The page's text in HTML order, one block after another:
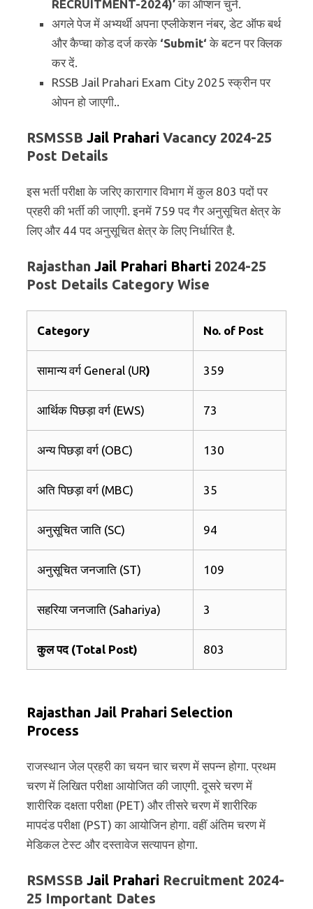
RECRUITMENT-2024)’का ऑप्शन चुनें.
अगले पेज में अभ्यर्थी अपना एप्लीकेशन नंबर, डेट ऑफ बर्थ
और कैप्चा कोड दर्ज करके ‘Submit‘ के बटन पर क्लिक
कर दें.
RSSB Jail Prahari Exam City 2025 स्क्रीन पर
ओपन हो जाएगी..
RSMSSB Jail Prahari Vacancy 2024-25
Post Details
इस भर्ती परीक्षा के जरिए कारागार विभाग में कुल 803 पदों पर
प्रहरी की भर्ती की जाएगी. इनमें 759 पद गैर अनुसूचित क्षेत्र के
लिए और 44 पद अनुसूचित क्षेत्र के लिए निर्धारित है.
Rajasthan Jail Prahari Bharti 2024-25
Post Details Category Wise
Category No. of Post
सामान्य वर्ग General (UR) 359
आर्थिक पिछड़ा वर्ग (EWS) 73
अन्य पिछड़ा वर्ग (OBC) 130
अति पिछड़ा वर्ग (MBC) 35
अनुसूचित जाति (SC) 94
अनुसूचित जनजाति (ST) 109
सहरिया जनजाति (Sahariya) 3
कुल पद (Total Post) 803
Rajasthan Jail Prahari Selection
Process
राजस्थान जेल प्रहरी का चयन चार चरण में सपन्न होगा. प्रथम
चरण में लिखित परीक्षा आयोजित की जाएगी. दूसरे चरण में
शारीरिक दक्षता परीक्षा (PET) और तीसरे चरण में शारीरिक
मापदंड परीक्षा (PST) का आयोजिन होगा. वहीं अंतिम चरण में
मेडिकल टेस्ट और दस्तावेज सत्यापन होगा.
RSMSSB Jail Prahari Recruitment 2024-
25 Important Dates